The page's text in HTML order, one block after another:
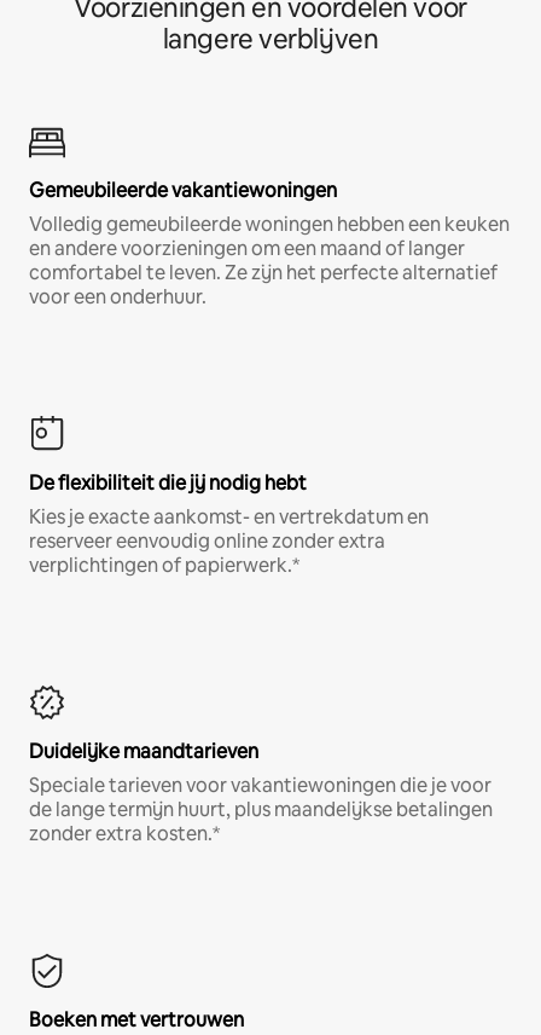
Voorzieningen en voordelen voor
langere verblijven
Gemeubileerde vakantiewoningen
Volledig gemeubileerde woningen hebben een keuken
en andere voorzieningen om een maand of langer
comfortabel te leven. Ze zijn het perfecte alternatief
voor een onderhuur.
De flexibiliteit die jij nodig hebt
Kies je exacte aankomst- en vertrekdatum en
reserveer eenvoudig online zonder extra
verplichtingen of papierwerk.*
Duidelijke maandtarieven
Speciale tarieven voor vakantiewoningen die je voor
de lange termijn huurt, plus maandelijkse betalingen
zonder extra kosten.*
Boeken met vertrouwen